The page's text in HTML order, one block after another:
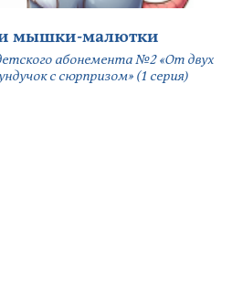
мышки-малютки
абонемента №2 «От двух
с сюрпризом» (1 серия)